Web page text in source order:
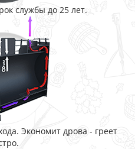
службы до 25 лет.
Экономит дрова - греет